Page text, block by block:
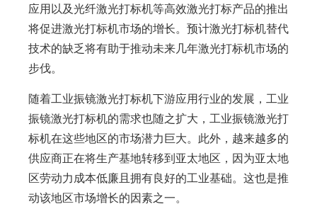
应用以及光纤激光打标机等高效激光打标产品的推出
将促进激光打标机市场的增长。预计激光打标机替代
技术的缺乏将有助于推动未来几年激光打标机市场的
步伐。
随着工业振镜激光打标机下游应用行业的发展，工业
振镜激光打标机的需求也随之扩大，工业振镜激光打
标机在这些地区的市场潜力巨大。此外，越来越多的
供应商正在将生产基地转移到亚太地区，因为亚太地
区劳动力成本低廉且拥有良好的工业基础。这也是推
动该地区市场增长的因素之一。